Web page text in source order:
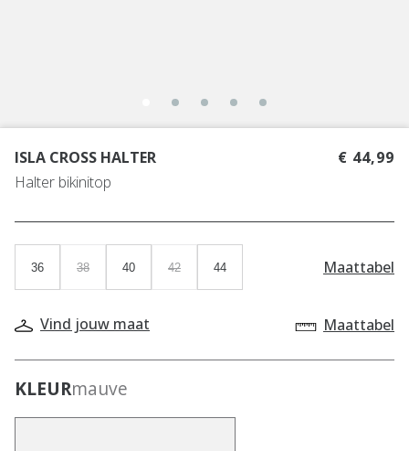
ISLA CROSS HALTER
Halter bikinitop
€ 44,99
36 38 40 42 44 Maattabel
Vind jouw maat Maattabel
KLEURmauve